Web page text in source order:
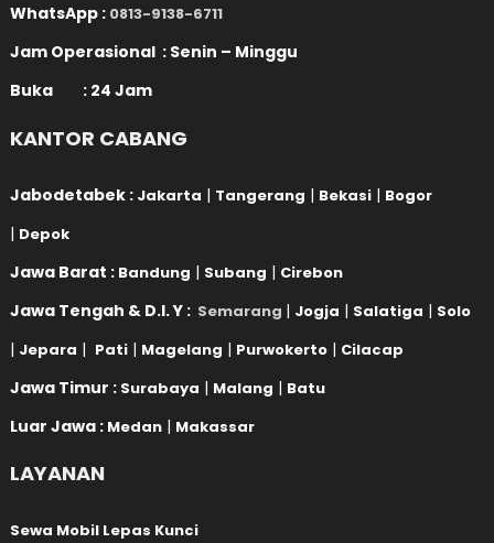
WhatsApp : 0813-9138-6711
Jam Operasional : Senin – Minggu
Buka : 24 Jam
KANTOR CABANG
Jabodetabek : Jakarta | Tangerang | Bekasi | Bogor
| Depok
Jawa Barat : Bandung | Subang | Cirebon
Jawa Tengah & D.I. Y : Semarang | Jogja | Salatiga | Solo
| Jepara | Pati | Magelang | Purwokerto | Cilacap
Jawa Timur : Surabaya | Malang | Batu
Luar Jawa : Medan | Makassar
LAYANAN
Sewa Mobil Lepas Kunci